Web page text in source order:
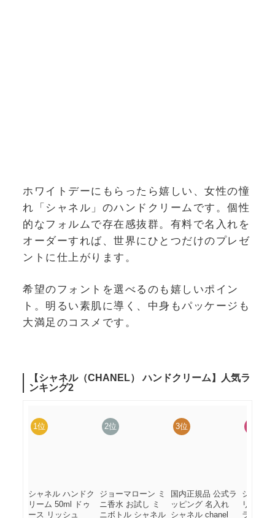
ホワイトデーにもらったら嬉しい、女性の憧
れ「シャネル」のハンドクリームです。個性
的なフォルムで存在感抜群。有料で名入れを
オーダーすれば、世界にひとつだけのプレゼ
ントに仕上がります。
希望のフォントを選べるのも嬉しいポイン
ト。明るい素肌に導く、中身もパッケージも
大満足のコスメです。